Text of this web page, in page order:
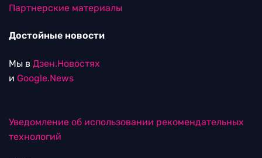
Партнерские материалы
Достойные новости
Мы в Дзен.Новостях
и Google.News
Уведомление об использовании рекомендательных
технологий